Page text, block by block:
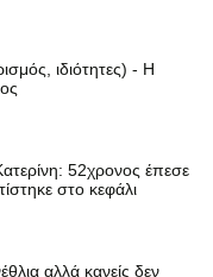
ιδιότητες) - Η
52χρονος έπεσε
στο κεφάλι
αλλά κανείς δεν